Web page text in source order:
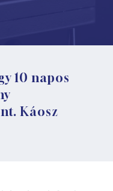
10 napos
Káosz